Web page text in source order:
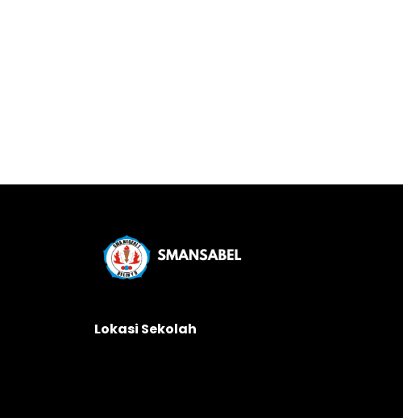
Lokasi Sekolah